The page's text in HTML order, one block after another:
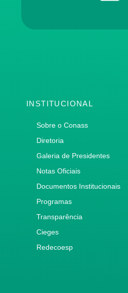
INSTITUCIONAL
Sobre o Conass
Diretoria
Galeria de Presidentes
Notas Oficiais
Documentos Institucionais
Programas
Transparência
Cieges
Redecoesp